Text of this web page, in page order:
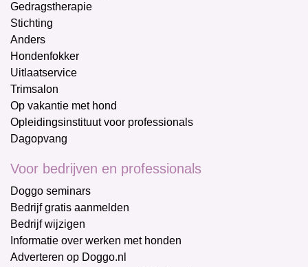
Gedragstherapie
Stichting
Anders
Hondenfokker
Uitlaatservice
Trimsalon
Op vakantie met hond
Opleidingsinstituut voor professionals
Dagopvang
Voor bedrijven en professionals
Doggo seminars
Bedrijf gratis aanmelden
Bedrijf wijzigen
Informatie over werken met honden
Adverteren op Doggo.nl